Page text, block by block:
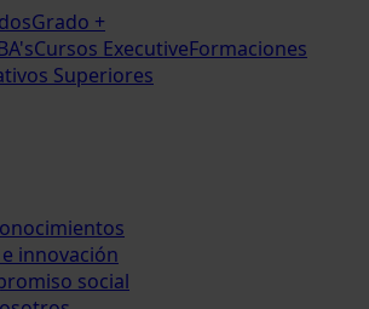
Grado +
Cursos ExecutiveFormaciones
Superiores
innovación
social